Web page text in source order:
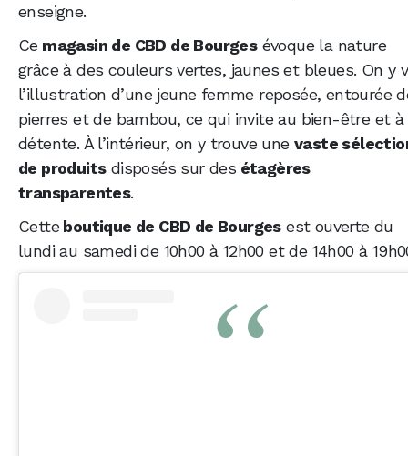
enseigne.
Ce magasin de CBD de Bourgesévoque la nature
grâce à des couleurs vertes, jaunes et bleues. On y
l’illustration d’une jeune femme reposée, entourée
pierres et de bambou, ce qui invite au bien-être et à
détente. À l’intérieur, on y trouve une vaste
de produitsdisposés sur des étagères
transparentes.
Cette boutique de CBD de Bourgesest ouverte du
lundi au samedi de 10h00 à 12h00 et de 14h00 à